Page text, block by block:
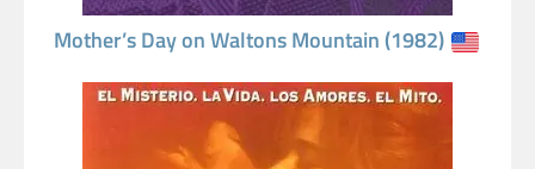
Mother’s Day on Waltons Mountain (1982)